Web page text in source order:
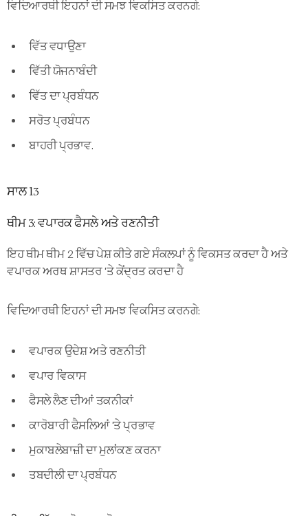
ਵਿਦਿਆਰਥੀ ਇਹਨਾਂ ਦੀ ਸਮਝ ਵਿਕਸਿਤ ਕਰਨਗੇ:
ਵਿੱਤ ਵਧਾਉਣਾ
ਵਿੱਤੀ ਯੋਜਨਾਬੰਦੀ
ਵਿੱਤ ਦਾ ਪ੍ਰਬੰਧਨ
ਸਰੋਤ ਪ੍ਰਬੰਧਨ
ਬਾਹਰੀ ਪ੍ਰਭਾਵ.
ਸਾਲ 13
ਥੀਮ 3: ਵਪਾਰਕ ਫੈਸਲੇ ਅਤੇ ਰਣਨੀਤੀ
ਇਹ ਥੀਮ ਥੀਮ 2 ਵਿੱਚ ਪੇਸ਼ ਕੀਤੇ ਗਏ ਸੰਕਲਪਾਂ ਨੂੰ ਵਿਕਸਤ ਕਰਦਾ ਹੈ ਅਤੇ
ਵਪਾਰਕ ਅਰਥ ਸ਼ਾਸਤਰ 'ਤੇ ਕੇਂਦ੍ਰਤ ਕਰਦਾ ਹੈ
ਵਿਦਿਆਰਥੀ ਇਹਨਾਂ ਦੀ ਸਮਝ ਵਿਕਸਿਤ ਕਰਨਗੇ:
ਵਪਾਰਕ ਉਦੇਸ਼ ਅਤੇ ਰਣਨੀਤੀ
ਵਪਾਰ ਵਿਕਾਸ
ਫੈਸਲੇ ਲੈਣ ਦੀਆਂ ਤਕਨੀਕਾਂ
ਕਾਰੋਬਾਰੀ ਫੈਸਲਿਆਂ 'ਤੇ ਪ੍ਰਭਾਵ
ਮੁਕਾਬਲੇਬਾਜ਼ੀ ਦਾ ਮੁਲਾਂਕਣ ਕਰਨਾ
ਤਬਦੀਲੀ ਦਾ ਪ੍ਰਬੰਧਨ